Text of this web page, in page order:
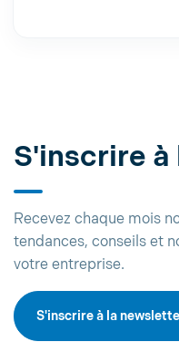
S'inscrire
Recevez chaque mois
tendances, conseils et
votre entreprise.
S'inscrire à la